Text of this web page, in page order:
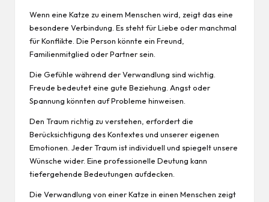
Wenn eine Katze zu einem Menschen wird, zeigt das eine
besondere Verbindung. Es steht fürLiebe oder manchmal
für Konflikte. Die Person könnte ein Freund,
Familienmitglied oder Partner sein.
Die Gefühle während der Verwandlung sind wichtig.
Freude bedeutet eine gute Beziehung. Angst oder
Spannung könnten auf Probleme hinweisen.
Den Traum richtig zu verstehen, erfordert die
Berücksichtigung des Kontextes und unserer eigenen
Emotionen. Jeder Traum ist individuell und spiegelt unsere
Wünsche wider. Eine professionelle Deutung kann
tiefergehende Bedeutungen aufdecken.
Die Verwandlung von einer Katze in einen Menschen zeigt